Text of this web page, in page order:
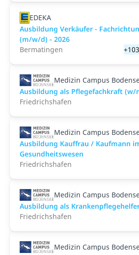
EDEKA
Ausbildung Verkäufer -
(m/w/d) - 2026
Bermatingen
Medizin Campus
Ausbildung als Pflegefachkraft (w/
Friedrichshafen
Medizin Campus
Ausbildung Kauffrau / Kaufmann
Gesundheitswesen
Friedrichshafen
Medizin Campus
Ausbildung als
Friedrichshafen
Medizin Campus